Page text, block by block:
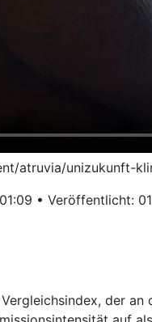
atruvia/unizukunft-
• Veröffentlicht:
der